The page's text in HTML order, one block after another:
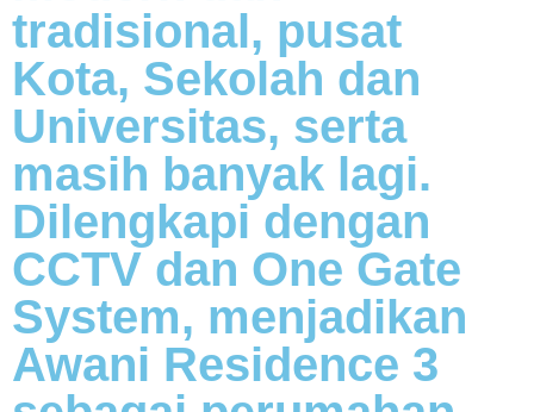
tradisional, pusat
Kota, Sekolah dan
Universitas, serta
masih banyak lagi.
Dilengkapi dengan
CCTV dan One Gate
System, menjadikan
Awani Residence 3